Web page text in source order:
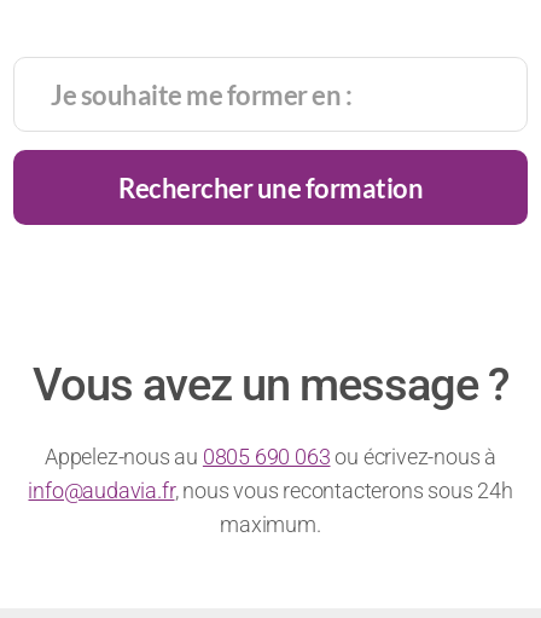
d’affaires
rester
charismatique
gastronomie intégrer
génération
alpha ?
Rechercher une formation
Vous avez un message ?
Appelez-nous au 0805 690 063ou écrivez-nous à
info@audavia.fr, nous vous recontacterons sous 24h
maximum.